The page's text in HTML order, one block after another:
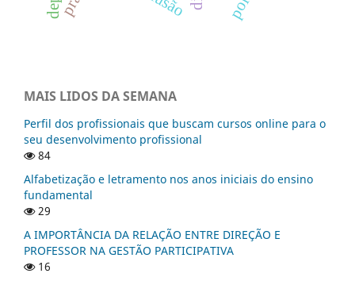
MAIS LIDOS DA SEMANA
Perfil dos profissionais que buscam cursos online para o
seu desenvolvimento profissional
84
Alfabetização e letramento nos anos iniciais do ensino
fundamental
29
A IMPORTÂNCIA DA RELAÇÃO ENTRE DIREÇÃO E
PROFESSOR NA GESTÃO PARTICIPATIVA
16